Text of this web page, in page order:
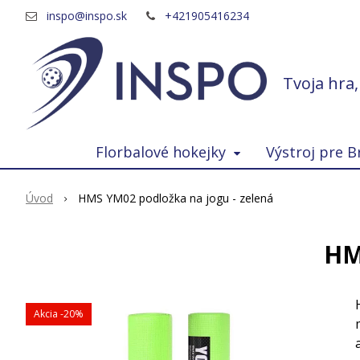
Tvoja
inspo@inspo.sk +421905416234
Florbalové hokejky Výstroj pre
Úvod HMS YM02 podložka na jogu - zelená
Akcia -20%